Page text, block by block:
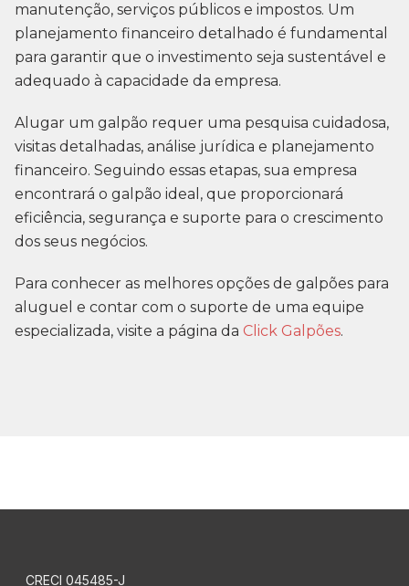
manutenção, serviços públicos e impostos. Um
planejamento financeiro detalhado é fundamental
para garantir que o investimento seja sustentável e
adequado à capacidade da empresa.
Alugar um galpão requer uma pesquisa cuidadosa,
visitas detalhadas, análise jurídica e planejamento
financeiro. Seguindo essas etapas, sua empresa
encontrará o galpão ideal, que proporcionará
eficiência, segurança e suporte para o crescimento
dos seus negócios.
Para conhecer as melhores opções de galpões para
aluguel e contar com o suporte de uma equipe
especializada, visite a página da Click Galpões.
CRECI 045485-J